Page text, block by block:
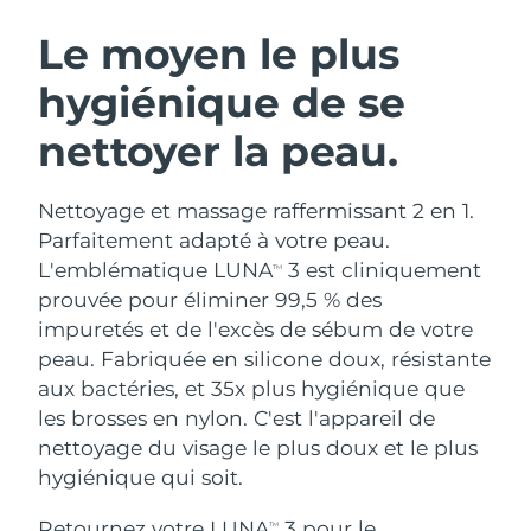
Le moyen le plus
hygiénique de se
nettoyer la peau.
Nettoyage et massage raffermissant 2 en 1.
Parfaitement adapté à votre peau.
L'emblématique LUNATM
3 est cliniquement
prouvée pour éliminer 99,5 % des
impuretés et de l'excès de sébum de votre
peau. Fabriquée en silicone doux, résistante
aux bactéries, et 35x plus hygiénique que
les brosses en nylon. C'est l'appareil de
nettoyage du visage le plus doux et le plus
hygiénique qui soit.
TM
Nettoyage du visage
Anti-aging massage
LUNA™ 4 Plus
Massage, LED heating
LUNA™ 4 Men
For men, anti-aging massage
Lifting
Microcurrent toning
BEAR™ 2 go
Microcurrent toning on-the-go
BEAR™ 2 eyes & lips
Microcurrent line smoothing device
Hydratation
UFO™ 3 coffret
Deep facial hydration
UFO™ 3 LED
Near-infrared and red light therapy
device
Soin bucco-dentaire
issa™ 4
Hybrid silicone sonic toothbrush
issa™ 4 plus
Smart hybrid silicone sonic toothbrush
FAQ™ TRAITEMENT ANTI-ÂGE
Anti-âge
NEW
Autriche Livraison estimée
Bahreïn Livraison estimée
Belgique Livraison estimée
Bermudes Livraison estimée15/8/26
Bosnie-Herzégovine Livraison estimée 12/8/26
Brunei Livraison estimée
Bulgarie Livraison estimée9/8/26
Canada Livraison estimée
Chili